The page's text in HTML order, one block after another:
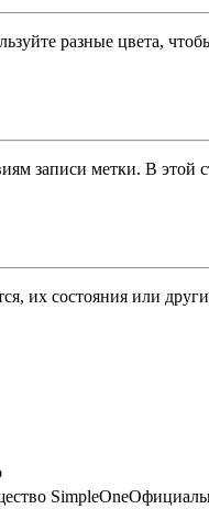
разные цвета,
записи метки. В этой
их состояния или
SimpleOne